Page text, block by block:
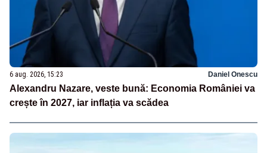
6 aug. 2026, 15:23 Daniel Onescu
Alexandru Nazare, veste bună: Economia României va
crește în 2027, iar inflația va scădea